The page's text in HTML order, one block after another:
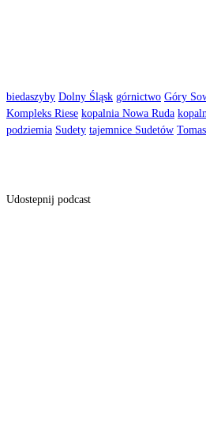
biedaszyby Dolny Śląsk górnictwo Góry
Kompleks Riese kopalnia Nowa Ruda
podziemia Sudety tajemnice Sudetów
Udostepnij podcast